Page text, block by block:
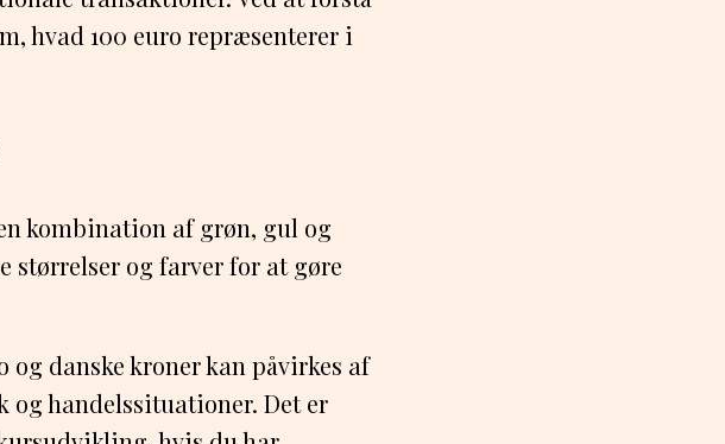
hvad 100 euro repræsenterer i
kombination af grøn, gul og
størrelser og farver for at gøre
danske kroner kan påvirkes af
handelssituationer. Det er